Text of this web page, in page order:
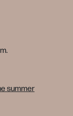
summer